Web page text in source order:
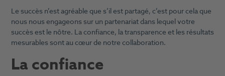
Le succès n’est agréable que s’il est partagé, c’est pour cela que
nous nous engageons sur un partenariat dans lequel votre
succès est le nôtre. La confiance, la transparence et les résultats
mesurables sont au cœur de notre collaboration.
La confiance